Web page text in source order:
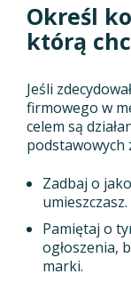
Określ
którą
Jeśli
firmowego w
celem są
podstawowych
Zadbaj o
umieszczasz.
Pamiętaj o
ogłoszenia,
marki.